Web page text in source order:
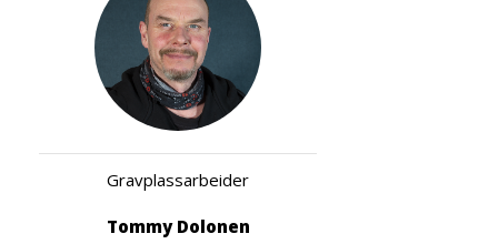
Gravplassarbeider
Tommy Dolonen